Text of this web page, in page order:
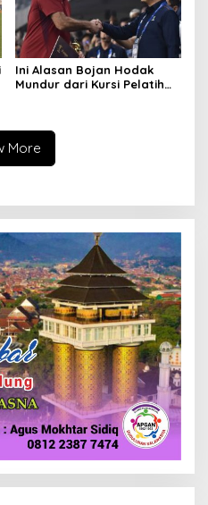
Ini Alasan Bojan Hodak
Mundur dari Kursi Pelatih
More